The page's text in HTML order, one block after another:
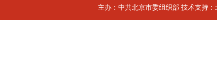
主办：中共北京市委组织部 技术支持